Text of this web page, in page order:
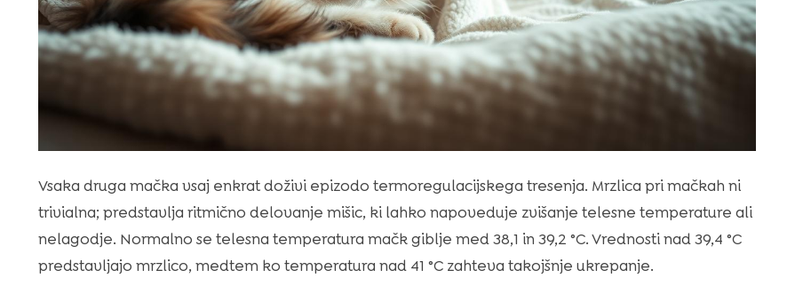
Vsaka druga mačka vsaj enkrat doživi epizodo termoregulacijskega tresenja. Mrzlica pri mačkah ni
trivialna; predstavlja ritmično delovanje mišic, ki lahko napoveduje zvišanje telesne temperature ali
nelagodje. Normalno se telesna temperatura mačk giblje med 38,1 in 39,2 °C. Vrednosti nad 39,4 °C
predstavljajo mrzlico, medtem ko temperatura nad 41 °C zahteva takojšnje ukrepanje.